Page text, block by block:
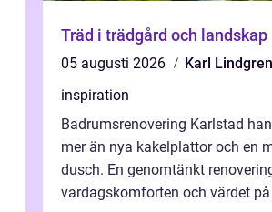
Träd i trädgård och landskap
05 augusti 2026
Karl Lindgren
inspiration
Badrumsrenovering Karlstad
mer än nya kakelplattor och en
dusch. En genomtänkt
vardagskomforten och värdet